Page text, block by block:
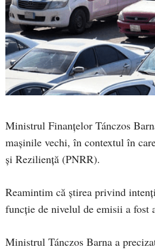
Ministrul Finanțelor Tánczos
mașinile vechi, în contextul în
și Reziliență (PNRR).
Reamintim că știrea privind
funcție de nivelul de emisii a fost
Ministrul Tánczos Barna a